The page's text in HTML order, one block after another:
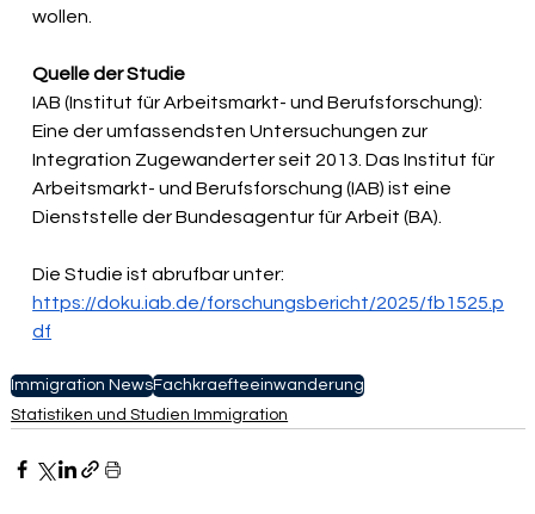
wollen.
Quelle der Studie
IAB (Institut für Arbeitsmarkt- und Berufsforschung):
Eine der umfassendsten Untersuchungen zur
Integration Zugewanderter seit 2013. Das Institut für
Arbeitsmarkt- und Berufsforschung (IAB) ist eine
Dienststelle der Bundesagentur für Arbeit (BA).
Die Studie ist abrufbar unter:
https://doku.iab.de/forschungsbericht/2025/fb1525.p
df
Immigration NewsFachkraefteeinwanderung
Statistiken und Studien Immigration